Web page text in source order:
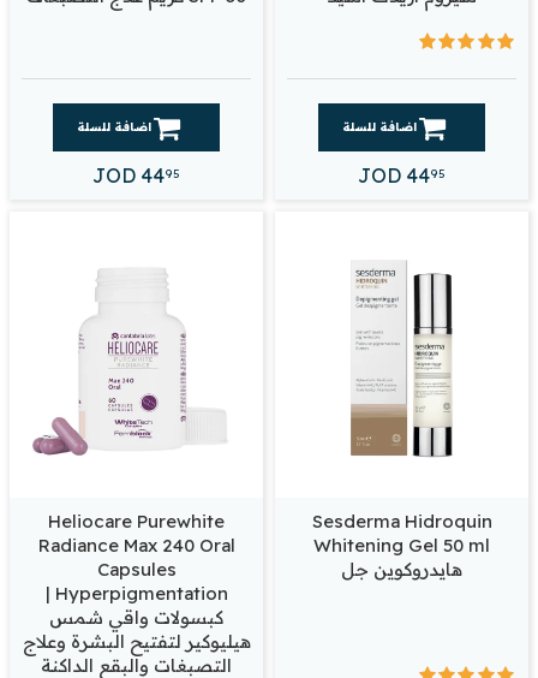
اضافة للسلة
JOD4495
اضافة للسلة
JOD4495
Sesderma Hidroquin
Whitening Gel 50 ml
هايدروكوين جل
Heliocare Purewhite
Radiance Max 240 Oral
Capsules
Hyperpigmentation |
كبسولات واقي شمس
هيليوكير لتفتيح البشرة وعلاج
التصبغات والبقع الداكنة